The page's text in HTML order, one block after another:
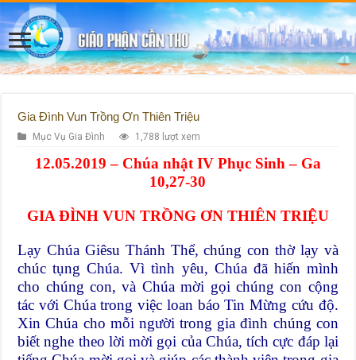
Gia Đình Vun Trồng Ơn Thiên Triệu
Mục Vụ Gia Đình 1,788 lượt xem
12.05.2019 – Chúa nhật IV Phục Sinh – Ga
10,27-30
GIA ĐÌNH VUN TRỒNG ƠN THIÊN TRIỆU
Lạy Chúa Giêsu Thánh Thể, chúng con thờ lạy và
chúc tụng Chúa. Vì tình yêu, Chúa đã hiến mình
cho chúng con, và Chúa mời gọi chúng con cộng
tác với Chúa trong việc loan báo Tin Mừng cứu độ.
Xin Chúa cho mỗi người trong gia đình chúng con
biết nghe theo lời mời gọi của Chúa, tích cực đáp lại